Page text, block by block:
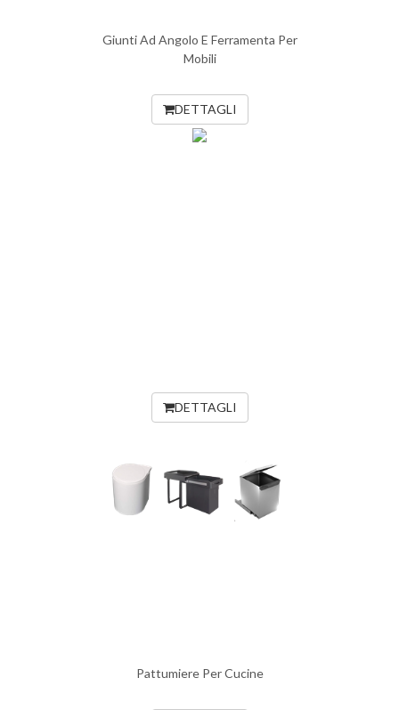
Giunti Ad Angolo E Ferramenta Per
Mobili
DETTAGLI
DETTAGLI
Pattumiere Per Cucine